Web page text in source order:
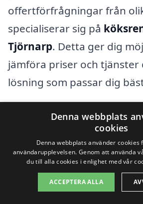
offertförfrågningar från
specialiserar sig på
Tjörnarp. Detta ger dig
jämföra priser och tjänster
lösning som passar dig
Att planera en
inte vara överväldigande;
information och stöd kan
värdefulla beslut. Kom
är unikt, och dina
Denna webbplats
cookies
Denna webbplats använder
användarupplevelsen. Genom att använda
du till alla cookies i enlighet med vår
ACCEPTERA ALLA